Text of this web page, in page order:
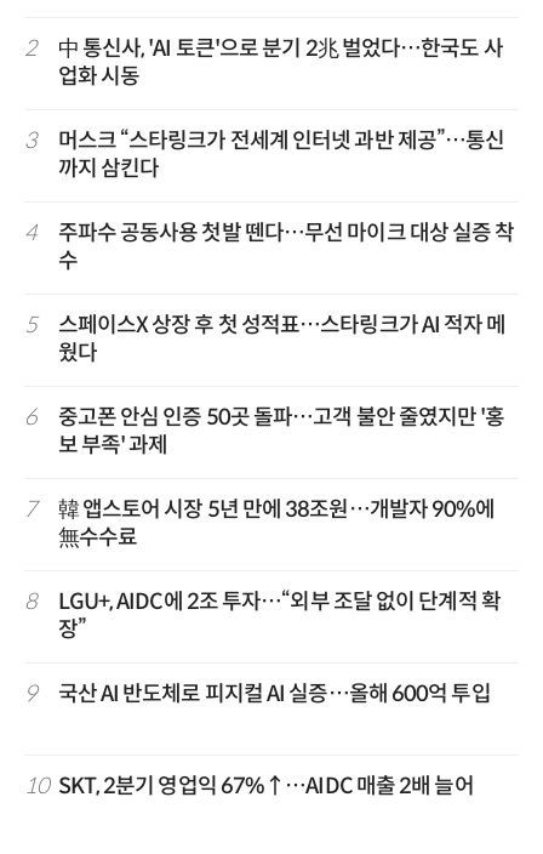
2
中 통신사, 'AI 토큰'으로 분기 2兆 벌었다…한국도 사
업화 시동
3
머스크 “스타링크가 전세계 인터넷 과반 제공”…통신
까지 삼킨다
4
주파수 공동사용 첫발 뗀다…무선 마이크 대상 실증 착
수
5
스페이스X 상장 후 첫 성적표…스타링크가 AI 적자 메
웠다
6
중고폰 안심 인증 50곳 돌파…고객 불안 줄였지만 '홍
보 부족' 과제
7
韓 앱스토어 시장 5년 만에 38조원…개발자 90%에
無수수료
8
LGU+, AIDC에 2조 투자…“외부 조달 없이 단계적 확
장”
9 국산 AI 반도체로 피지컬 AI 실증…올해 600억 투입
10 SKT, 2분기 영업익 67%↑…AIDC 매출 2배 늘어